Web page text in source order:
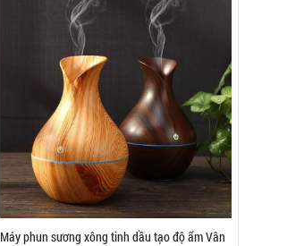
Băng keo 200 Yard TRONG ( Lốc 6 Cái )